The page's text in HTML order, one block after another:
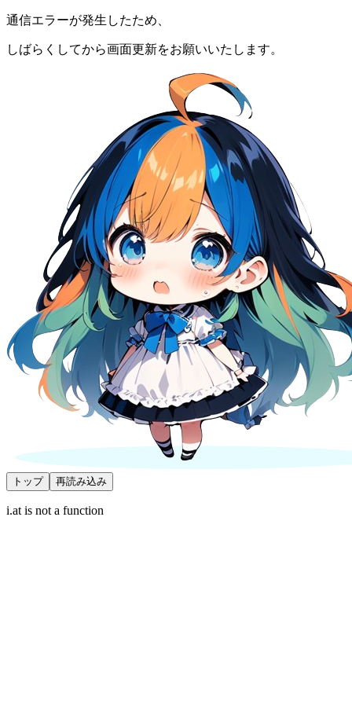
通信エラーが発生したため、
しばらくしてから画面更新をお願いいたします。
トップ 再読み込み
i.at is not a function